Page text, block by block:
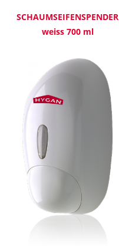
SCHAUMSEIFENSPENDER
weiss 700 ml